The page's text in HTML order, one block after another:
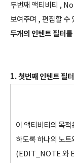
두번째 액티비티 ,
보여주며 , 편집할 수
두개의 인텐트 필터
1. 첫번째 인텐트 필터
이 액티비티의 목
하도록 하나의 노
(EDIT_NOTE 와